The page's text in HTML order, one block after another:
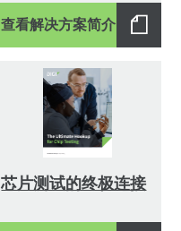
查看解决方案简介
芯片测试的终极连接